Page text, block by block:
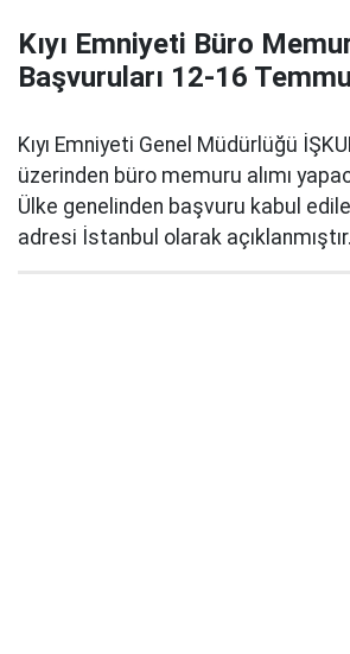
Kıyı Emniyeti Büro
Başvuruları 12-16
Kıyı Emniyeti Genel Müdürlüğü
üzerinden büro memuru alımı
Ülke genelinden başvuru kabul
adresi İstanbul olarak açıklanmıştır.